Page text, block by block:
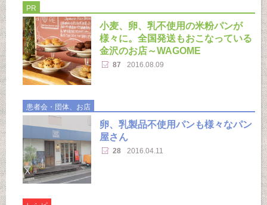
PR
小麦、卵、乳不使用の米粉パンが
様々に。全国発送もおこなっている
金沢のお店～WAGOME
87 2016.08.09
患者会・団体、お店
卵、乳製品不使用パンも様々なパン
屋さん
28 2016.04.11